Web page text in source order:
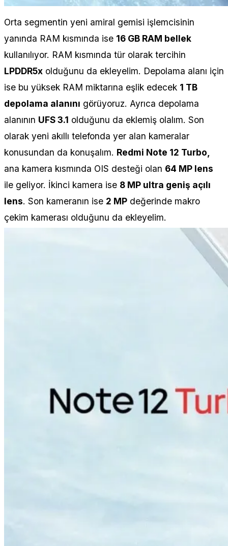
Orta segmentin yeni amiral gemisi işlemcisinin
yanında RAM kısmında ise 16 GB RAM bellek
kullanılıyor. RAM kısmında tür olarak tercihin
LPDDR5x olduğunu da ekleyelim. Depolama alanı için
ise bu yüksek RAM miktarına eşlik edecek 1 TB
depolama alanını görüyoruz. Ayrıca depolama
alanının UFS 3.1 olduğunu da eklemiş olalım. Son
olarak yeni akıllı telefonda yer alan kameralar
konusundan da konuşalım. Redmi Note 12 Turbo,
ana kamera kısmında OIS desteği olan 64 MP lens
ile geliyor. İkinci kamera ise 8 MP ultra geniş açılı
lens. Son kameranın ise 2 MP değerinde makro
çekim kamerası olduğunu da ekleyelim.